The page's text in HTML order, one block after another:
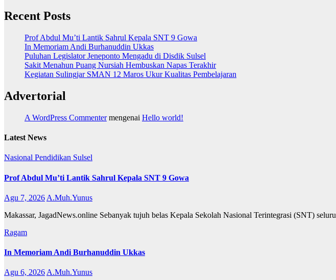
Recent Posts
Prof Abdul Mu’ti Lantik Sahrul Kepala SNT 9 Gowa
In Memoriam Andi Burhanuddin Ukkas
Puluhan Legislator Jeneponto Mengadu di Disdik Sulsel
Sakit Menahun Puang Nursiah Hembuskan Napas Terakhir
Kegiatan Sulingjar SMAN 12 Maros Ukur Kualitas Pembelajaran
Advertorial
A WordPress Commentermengenai Hello world!
Latest News
Nasional Pendidikan Sulsel
Prof Abdul Mu’ti Lantik Sahrul Kepala SNT 9 Gowa
Agu 7, 2026 A.Muh.Yunus
Makassar, JagadNews.online Sebanyak tujuh belas Kepala Sekolah Nasional Terintegrasi (SNT)
Ragam
In Memoriam Andi Burhanuddin Ukkas
Agu 6, 2026A.Muh.Yunus